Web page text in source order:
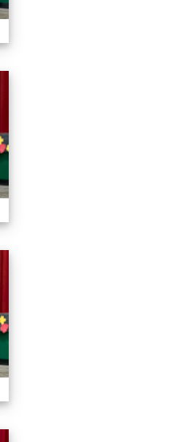
2026/01/07會考誓師活
2026/01/07會考誓師活